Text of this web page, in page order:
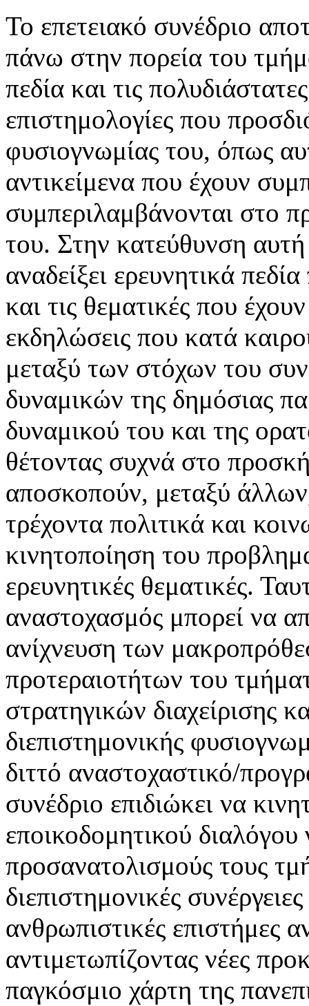
Το επετειακό συνέδριο
πάνω στην πορεία του
πεδία και τις
επιστημολογίες που
φυσιογνωμίας του, όπως
αντικείμενα που έχουν
συμπεριλαμβάνονται στο
του. Στην κατεύθυνση
αναδείξει ερευνητικά
και τις θεματικές που
εκδηλώσεις που κατά
μεταξύ των στόχων του
δυναμικών της δημόσιας
δυναμικού του και της
θέτοντας συχνά στο
αποσκοπούν, μεταξύ
τρέχοντα πολιτικά και
κινητοποίηση του
ερευνητικές θεματικές.
αναστοχασμός μπορεί να
ανίχνευση των
προτεραιοτήτων του
στρατηγικών διαχείρισης
διεπιστημονικής
διττό αναστοχαστικό/
συνέδριο επιδιώκει να
εποικοδομητικού διαλόγου
προσανατολισμούς τους
διεπιστημονικές
ανθρωπιστικές επιστήμες
αντιμετωπίζοντας νέες
παγκόσμιο χάρτη της